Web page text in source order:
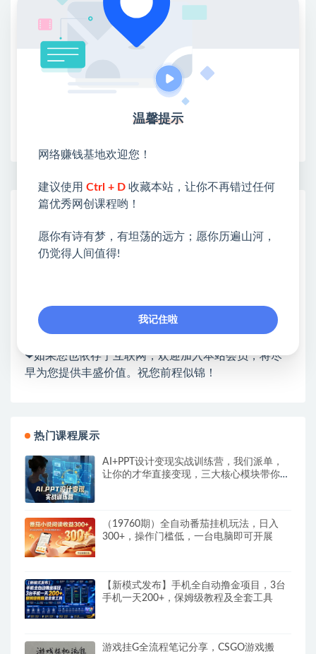
②：选择【在浏览器打开】
③：点击右上方【登录】领取
限时活动：注册新用户赠送VIP
网赚基地简介
站长微信：无
❤本站：本站整合多方资源站，主要面向互联网创业
各种项目 + 提升网创认知。
❤本站为众多团队提供了重要价值，也为众多创业者
❤如果您也依存于互联网，欢迎加入本站会员，将尽
早为您提供丰盛价值。祝您前程似锦！
热门课程展示
AI+PPT设计变现实战训练营，我们派单，
让你的才华直接变现，三大核心模块带你构
（19760期）全自动番茄挂机玩法，日入
300+，操作门槛低，一台电脑即可开展
【新模式发布】手机全自动撸金项目，3台
手机一天200+，保姆级教程及全套工具
游戏挂G全流程笔记分享，CSGO游戏搬
温馨提示
网络赚钱基地欢迎您！
建议使用 Ctrl + D 收藏本站，让你不再错过任何
篇优秀网创课程哟！
愿你有诗有梦，有坦荡的远方；愿你历遍山河，
仍觉得人间值得!
我记住啦